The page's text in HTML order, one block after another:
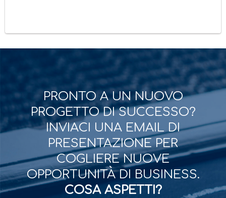
PRONTO A UN NUOVO
PROGETTO DI SUCCESSO?
INVIACI UNA EMAIL DI
PRESENTAZIONE PER
COGLIERE NUOVE
OPPORTUNITÀ DI BUSINESS.
COSA ASPETTI?